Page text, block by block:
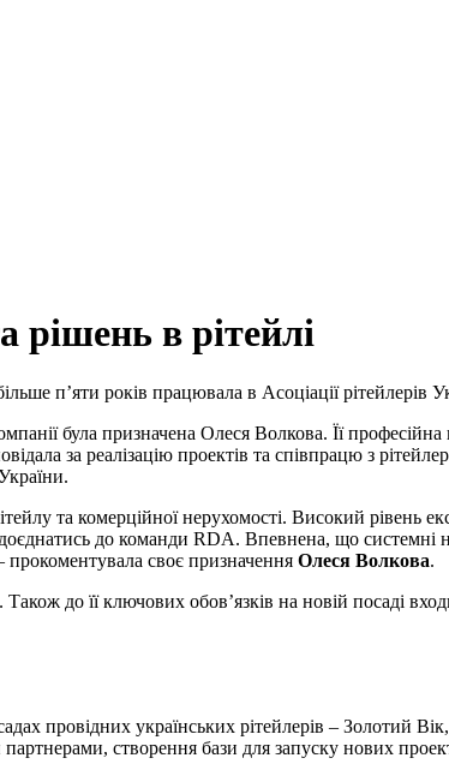
рішень в рітейлі
п’яти років працювала в Асоціації рітейлерів
була призначена Олеся Волкова. Її професійна
за реалізацію проектів та співпрацю з
та комерційної нерухомості. Високий рівень
до команди RDA. Впевнена, що системні
прокоментувала своє призначення Олеся Волкова.
до її ключових обов’язків на новій посаді
провідних українських рітейлерів – Золотий
створення бази для запуску нових